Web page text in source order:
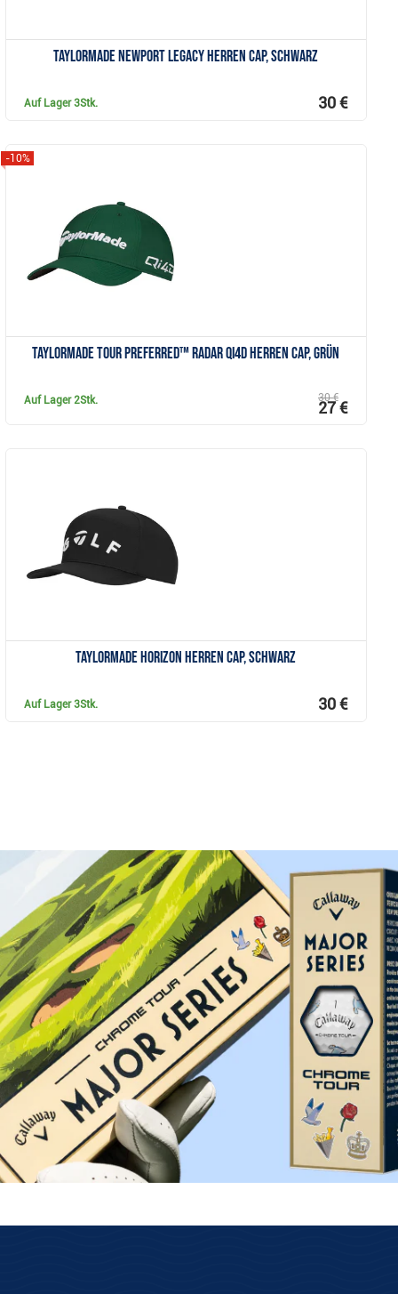
TaylorMade Newport Legacy Herren Cap, schwarz
Auf Lager3Stk. 30 €
TaylorMade Tour Preferred™ Radar Qi4D Herren Cap, grün
-10%
Auf Lager2Stk. 30 €
27 €
TaylorMade Horizon Herren Cap, schwarz
Auf Lager3Stk. 30 €
Rückgabe
das GLS
Schnelle Lieferung
Kostenloser Versand ab 69€